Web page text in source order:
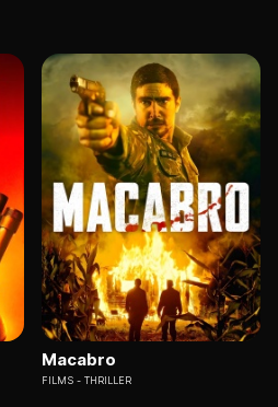
Macabro
FILMS THRILLER